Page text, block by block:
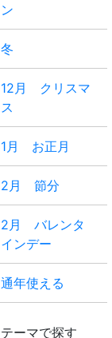
ン
冬
12月 クリスマ
ス
1月 お正月
2月 節分
2月 バレンタ
インデー
通年使える
テーマで探す